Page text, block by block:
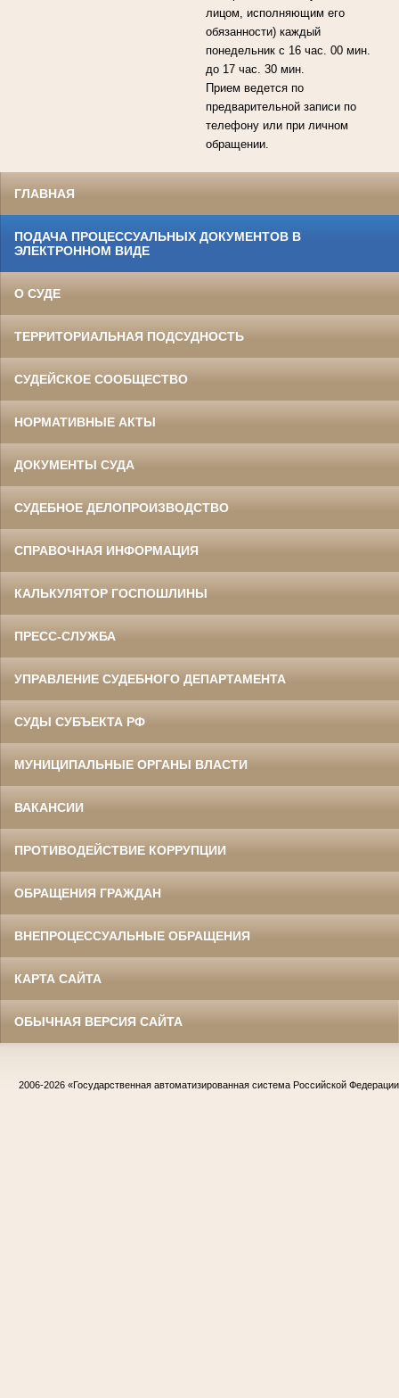
лицом, исполняющим его
обязанности) каждый
понедельник с 16 час. 00 мин.
до 17 час. 30 мин.
Прием ведется по
предварительной записи по
телефону или при личном
обращении.
ГЛАВНАЯ
ПОДАЧА ПРОЦЕССУАЛЬНЫХ ДОКУМЕНТОВ В
ЭЛЕКТРОННОМ ВИДЕ
О СУДЕ
ТЕРРИТОРИАЛЬНАЯ ПОДСУДНОСТЬ
СУДЕЙСКОЕ СООБЩЕСТВО
НОРМАТИВНЫЕ АКТЫ
ДОКУМЕНТЫ СУДА
СУДЕБНОЕ ДЕЛОПРОИЗВОДСТВО
СПРАВОЧНАЯ ИНФОРМАЦИЯ
КАЛЬКУЛЯТОР ГОСПОШЛИНЫ
ПРЕСС-СЛУЖБА
УПРАВЛЕНИЕ СУДЕБНОГО ДЕПАРТАМЕНТА
СУДЫ СУБЪЕКТА РФ
МУНИЦИПАЛЬНЫЕ ОРГАНЫ ВЛАСТИ
ВАКАНСИИ
ПРОТИВОДЕЙСТВИЕ КОРРУПЦИИ
ОБРАЩЕНИЯ ГРАЖДАН
ВНЕПРОЦЕССУАЛЬНЫЕ ОБРАЩЕНИЯ
КАРТА САЙТА
ОБЫЧНАЯ ВЕРСИЯ САЙТА
2006-2026 «Государственная автоматизированная система Российской